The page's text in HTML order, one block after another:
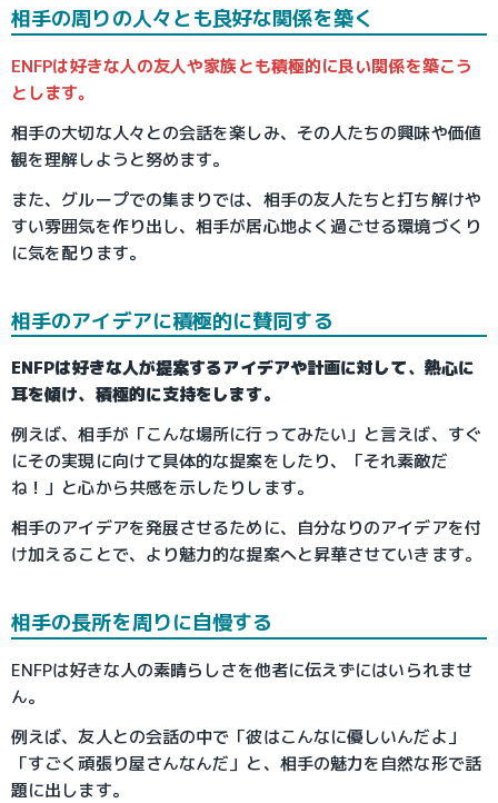
相手の周りの人々とも良好な関係を築く
ENFPは好きな人の友人や家族とも積極的に良い関係を築こう
とします。
相手の大切な人々との会話を楽しみ、その人たちの興味や価値
観を理解しようと努めます。
また、グループでの集まりでは、相手の友人たちと打ち解けや
すい雰囲気を作り出し、相手が居心地よく過ごせる環境づくり
に気を配ります。
相手のアイデアに積極的に賛同する
ENFPは好きな人が提案するアイデアや計画に対して、熱心に
耳を傾け、積極的に支持をします。
例えば、相手が「こんな場所に行ってみたい」と言えば、すぐ
にその実現に向けて具体的な提案をしたり、「それ素敵だ
ね！」と心から共感を示したりします。
相手のアイデアを発展させるために、自分なりのアイデアを付
け加えることで、より魅力的な提案へと昇華させていきます。
相手の長所を周りに自慢する
ENFPは好きな人の素晴らしさを他者に伝えずにはいられませ
ん。
例えば、友人との会話の中で「彼はこんなに優しいんだよ」
「すごく頑張り屋さんなんだ」と、相手の魅力を自然な形で話
題に出します。